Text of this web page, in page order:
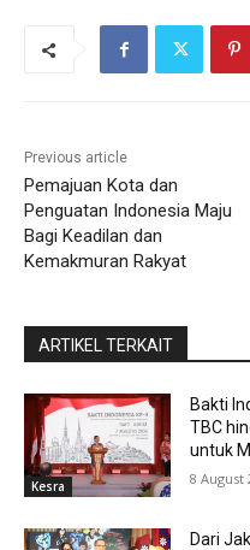
Previous article
Pemajuan Kota dan
Penguatan Indonesia Maju
Bagi Keadilan dan
Kemakmuran Rakyat
ARTIKEL TERKAIT
Kesra
Bakti
TBC
untuk
8 August
Dari